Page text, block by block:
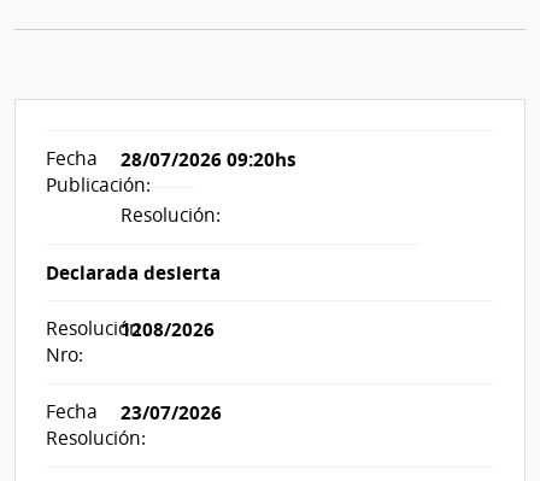
Fecha
Publicación:
28/07/2026 09:20hs
Resolución:
Declarada desierta
Resolución
Nro:
1208/2026
Fecha
Resolución:
23/07/2026